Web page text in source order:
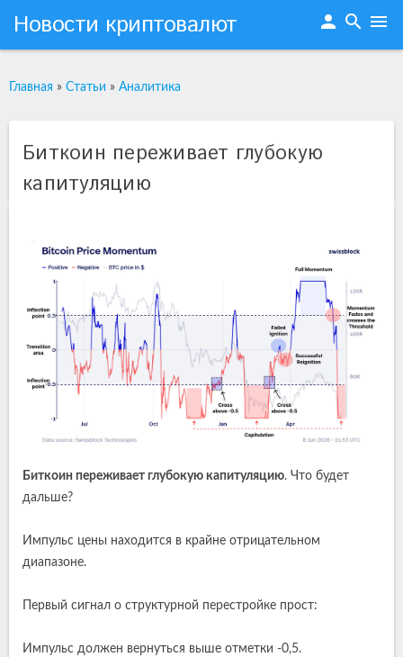
Новости криптовалют person search menu
Главная » Статьи » Аналитика
Биткоин переживает глубокую
капитуляцию
Биткоин переживает глубокую капитуляцию. Что будет
дальше?
Импульс цены находится в крайне отрицательном
диапазоне.
Первый сигнал о структурной перестройке прост:
Импульс должен вернуться выше отметки -0,5.